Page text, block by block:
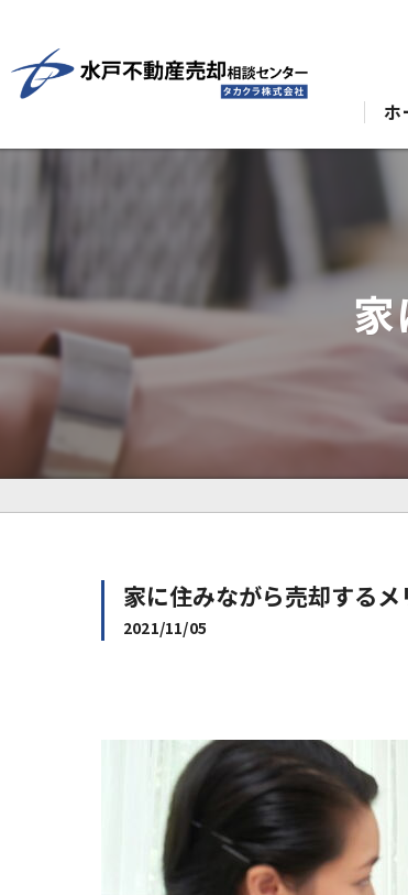
ホ
家に住みながら売却する
2021/11/05